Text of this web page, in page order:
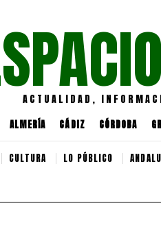
ACTUALIDAD,
ALMERÍA CÁDIZ CÓRDOBA
CULTURA LO PÚBLICO